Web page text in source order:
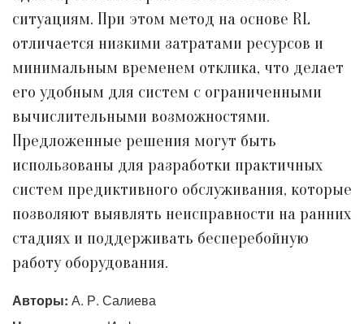
ситуациям. При этом метод на основе RL
отличается низкими затратами ресурсов и
минимальным временем отклика, что делает
его удобным для систем с ограниченными
вычислительными возможностями.
Предложенные решения могут быть
использованы для разработки практичных
систем предиктивного обслуживания, которые
позволяют выявлять неисправности на ранних
стадиях и поддерживать бесперебойную
работу оборудования.
Авторы: А. Р. Салиева